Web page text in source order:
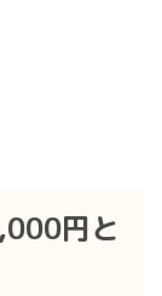
円と